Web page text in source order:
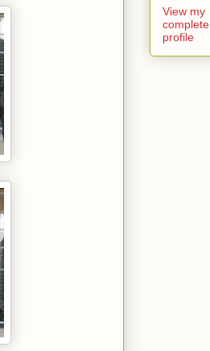
View my
complete
profile